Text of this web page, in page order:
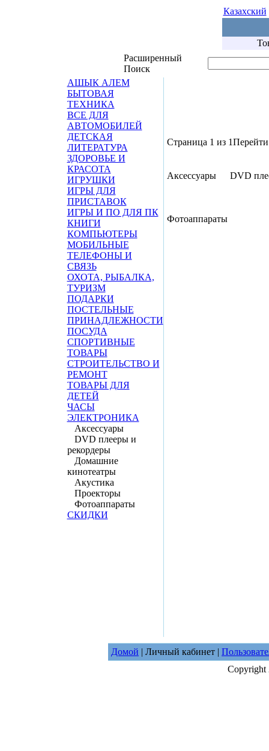
Казахский
Расширенный
Поиск
АШЫК АЛЕМ
БЫТОВАЯ
ТЕХНИКА
ВСЕ ДЛЯ
АВТОМОБИЛЕЙ
ДЕТСКАЯ
ЛИТЕРАТУРА
ЗДОРОВЬЕ И
КРАСОТА
ИГРУШКИ
ИГРЫ ДЛЯ
ПРИСТАВОК
ИГРЫ И ПО ДЛЯ ПК
КНИГИ
КОМПЬЮТЕРЫ
МОБИЛЬНЫЕ
ТЕЛЕФОНЫ И
СВЯЗЬ
ОХОТА, РЫБАЛКА,
ТУРИЗМ
ПОДАРКИ
ПОСТЕЛЬНЫЕ
ПРИНАДЛЕЖНОСТИ
ПОСУДА
СПОРТИВНЫЕ
ТОВАРЫ
СТРОИТЕЛЬСТВО И
РЕМОНТ
ТОВАРЫ ДЛЯ
ДЕТЕЙ
ЧАСЫ
ЭЛЕКТРОНИКА
Аксессуары
DVD плееры и
рекордеры
Домашние
кинотеатры
Акустика
Проекторы
Фотоаппараты
СКИДКИ
Страница 1 из 1
Аксессуары DVD
Фотоаппараты
Домой | Личный кабинет |
Copyright